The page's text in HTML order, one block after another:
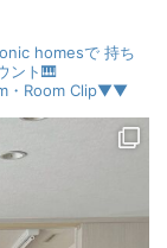
homesで 持ち
ント🎹
・Room Clip▼▼